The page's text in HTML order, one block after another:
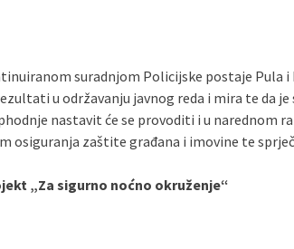
suradnjom Policijske postaje Pula
u održavanju javnog reda i mira te da
nastavit će se provoditi i u narednom
osiguranja zaštite građana i imovine te
„Za sigurno noćno okruženje“